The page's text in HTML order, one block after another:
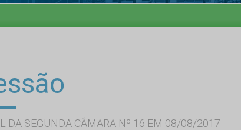
DA SEGUNDA CÂMARA Nº 16 EM 08/08/2017